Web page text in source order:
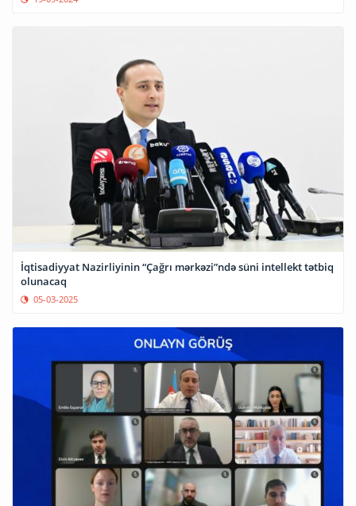
İqtisadiyyat Nazirliyinin “Çağrı mərkəzi”ndə süni intellekt tətbiq
olunacaq
05-03-2025